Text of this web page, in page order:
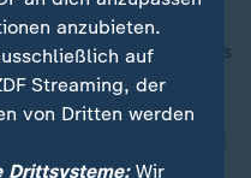
in Italien prüfen.
des Problems". "Es
kleiner zu machen."
europäische
die Zusammenarbeit
Migration
anzubieten.
auf
Streaming, der
von Dritten werden
Drittsysteme:Wir